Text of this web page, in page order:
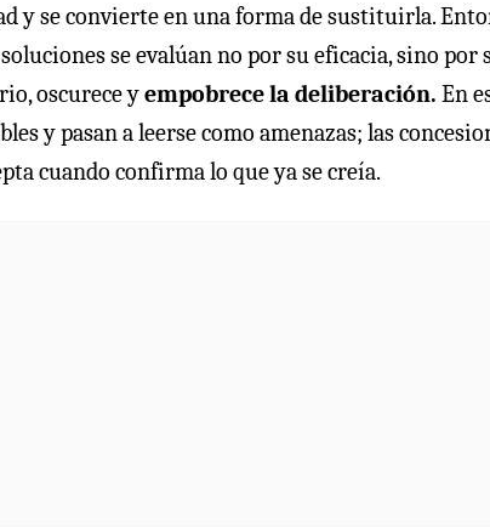
y se convierte en una forma de sustituirla.
se evalúan no por su eficacia, sino
oscurece yempobrece la deliberación. En
y pasan a leerse como amenazas; las
cuando confirma lo que ya se creía.